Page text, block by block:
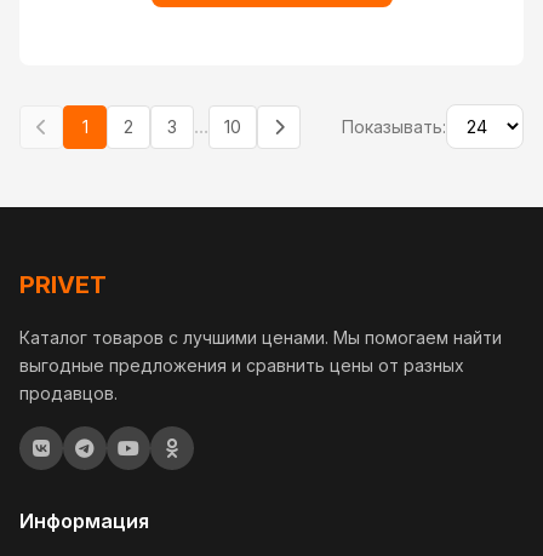
1 2 3 ... 10 Показывать:
PRIVET
Каталог товаров с лучшими ценами. Мы помогаем найти
выгодные предложения и сравнить цены от разных
продавцов.
Информация